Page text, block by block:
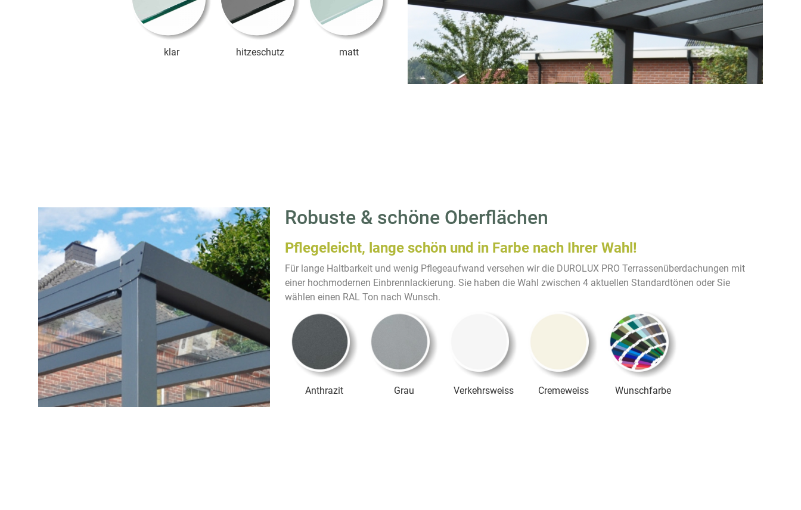
klar hitzeschutz matt
Robuste & schöne Oberflächen
Pflegeleicht, lange schön und in Farbe nach Ihrer Wahl!
Für lange Haltbarkeit und wenig Pflegeaufwand versehen wir die DUROLUX PRO Terrassenüberdachungen mit
einer hochmodernen Einbrennlackierung. Sie haben die Wahl zwischen 4 aktuellen Standardtönen oder Sie
wählen einen RAL Ton nach Wunsch.
Anthrazit Grau Verkehrsweiss Cremeweiss Wunschfarbe